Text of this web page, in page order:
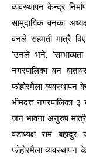
व्यवस्थापन केन्द्र
सामुदायिक वनका
वनले सहमती मात्रै
‘उनले भने,
नगरपालिका वन
फोहोरमैला
भीमदत्त नगरपालिका
जन भावना अनुरुप
वडाध्यक्ष राम
फोहोरमैला व्यवस्थापन